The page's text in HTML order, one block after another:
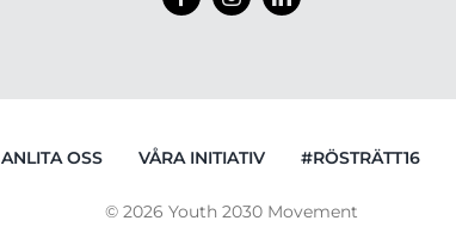
ANLITA OSS VÅRA INITIATIV #RÖSTRÄTT16
© 2026 Youth 2030 Movement